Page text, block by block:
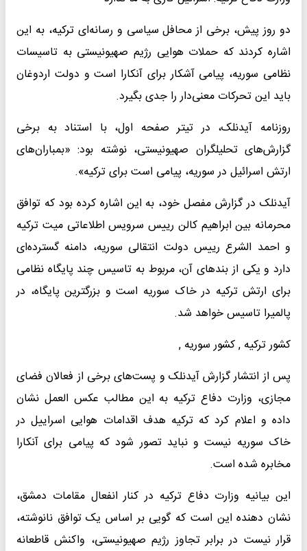
دو روز پیش، برخی از محافل سیاسی و رسانه‌ای ترکیه، به این
اشاره کردند که حملات هوایی رژیم صهیونیستی به تاسیسات
نظامی سوریه، پیامی آشکار برای آنکارا است و دولت اردوغان
باید این تحرکات معنی‌دار را جدی بگیرد.
روزنامه آیدنلک، در تیتر صفحه اول، با استناد به برخی
گزارش‌های تحلیلگران صهیونیستی، نوشته بود: «بمباران‌های
ارتش اسرائیل در سوریه، پیامی است برای ترکیه».
آیدنلک در گزارش مفصل خود، به این اشاره کرده بود که توافق
محرمانه بین ابراهیم کالن رییس سرویس اطلاعاتی میت ترکیه
و احمد الشرع رییس دولت انتقالی سوریه، دامنه گسترده‌ای
دارد و یکی از بندهای آن، مربوط به تاسیس چند پایگاه نظامی
برای ارتش ترکیه در خاک سوریه است و بزرگترین پایگاه، در
پالمیرا تاسیس خواهد شد.
کشور ترکیه , کشور سوریه ,
پس از انتشار گزارش آیدنلک و پست‌های برخی از فعالان فضای
مجازی، وزارت دفاع ترکیه به این مطالب عکس العمل نشان
داده و اعلام کرد که ترکیه هدف اقدامات هوایی اسراییل در
خاک سوریه نیست و نباید تصور شود که پیامی برای آنکارا
مخابره شده است.
این بیانیه وزارت دفاع ترکیه در کنار انفعال مقامات دمشق،
نشان دهنده این است که گویی بر اساس یک توافق نانوشته،
قرار نیست در برابر تجاوز رژیم صهیونیستی، واکنش قاطعانه